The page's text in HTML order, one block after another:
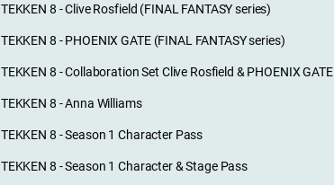
TEKKEN 8 - Clive Rosfield (FINAL FANTASY series)
TEKKEN 8 - PHOENIX GATE (FINAL FANTASY series)
TEKKEN 8 - Collaboration Set Clive Rosfield & PHOENIX GATE
TEKKEN 8 - Anna Williams
TEKKEN 8 - Season 1 Character Pass
TEKKEN 8 - Season 1 Character & Stage Pass